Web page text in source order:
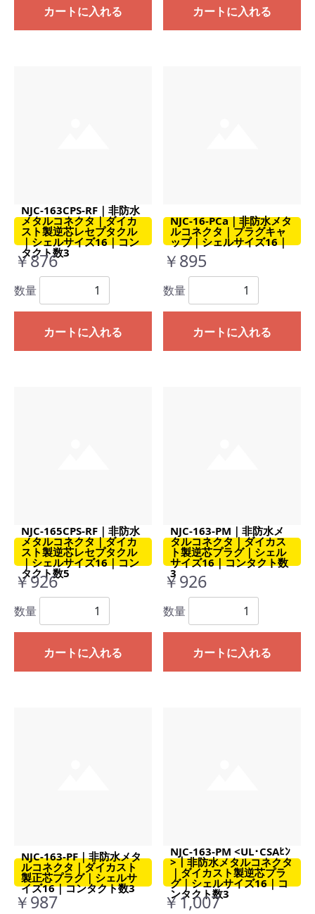
カートに入れる カートに入れる
NJC-163CPS-RF｜非防水
メタルコネクタ｜ダイカ
スト製逆芯レセプタクル
｜シェルサイズ16｜コン
タクト数3
￥876
数量
カートに入れる
NJC-16-PCa｜非防水メタ
ルコネクタ｜プラグキャ
ップ｜シェルサイズ16｜
￥895
数量
カートに入れる
NJC-165CPS-RF｜非防水
メタルコネクタ｜ダイカ
スト製逆芯レセプタクル
｜シェルサイズ16｜コン
タクト数5
￥926
数量
カートに入れる
NJC-163-PM｜非防水メ
タルコネクタ｜ダイカス
ト製逆芯プラグ｜シェル
サイズ16｜コンタクト数
3
￥926
数量
カートに入れる
NJC-163-PF｜非防水メタ
ルコネクタ｜ダイカスト
製正芯プラグ｜シェルサ
イズ16｜コンタクト数3
￥987
NJC-163-PM <UL･CSAﾋﾝ
>｜非防水メタルコネクタ
｜ダイカスト製逆芯プラ
グ｜シェルサイズ16｜コ
ンタクト数3
￥1,007